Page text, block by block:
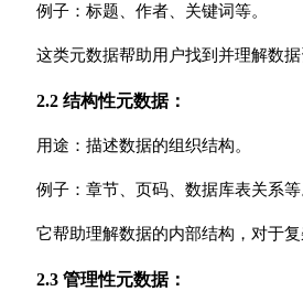
例子：标题、作者、关键词等。
这类元数据帮助用户找到并理解数据
2.2 结构性元数据：
用途：描述数据的组织结构。
例子：章节、页码、数据库表关系等
它帮助理解数据的内部结构，对于复
2.3 管理性元数据：